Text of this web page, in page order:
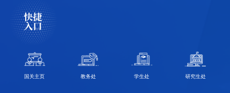
快捷
入口
国关主页 教务处 学生处 研究生处